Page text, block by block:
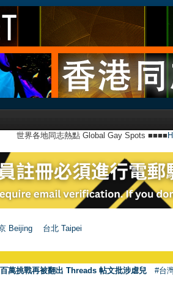
世界各地同志熱點 Global Gay Spots ■■■■
Beijing 台北 Taipei
萬挑戰再被翻出 Threads 帖文批涉虐兒 #台